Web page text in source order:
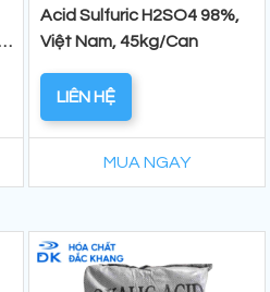
Acid Sulfuric H2SO4 98%,
Việt Nam, 45kg/Can
LIÊN HỆ
MUA NGAY